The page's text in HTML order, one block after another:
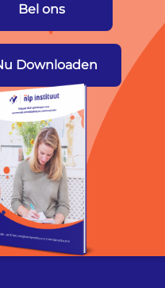
Bel ons
Downloaden